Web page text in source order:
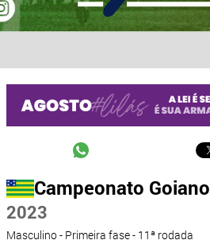
Campeonato Goiano
2023
Masculino - Primeira fase - 11ª rodada